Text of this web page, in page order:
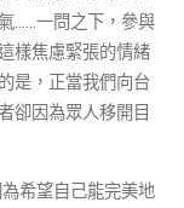
……一問之下，參與
樣焦慮緊張的情緒
是，正當我們向台
卻因為眾人移開目
希望自己能完美地